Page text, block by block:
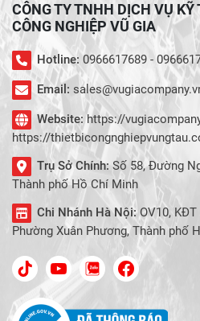
CÔNG TY TNHH DỊCH VỤ KỸ
CÔNG NGHIỆP VŨ GIA
Hotline: 0966617689 -
Email:
Website: https://
https://
Trụ Sở Chính: Số 58, Đường
Thành phố Hồ Chí Minh
Chi Nhánh Hà Nội:OV10, KĐT
Phường Xuân Phương, Thành phố